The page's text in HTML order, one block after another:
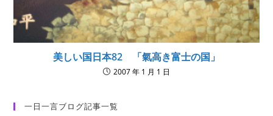
美しい国日本82 「氣高き富士の国」
2007 年 1 月 1 日
一日一言ブログ記事一覧